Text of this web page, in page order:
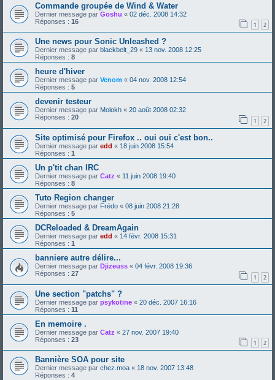
Commande groupée de Wind & Water
Dernier message par Goshu « 02 déc. 2008 14:32
Réponses : 16 1 2
Une news pour Sonic Unleashed ?
Dernier message par blackbelt_29 « 13 nov. 2008 12:25
Réponses : 8
heure d'hiver
Dernier message par Venom « 04 nov. 2008 12:54
Réponses : 5
devenir testeur
Dernier message par Molokh « 20 août 2008 02:32
Réponses : 20 1 2
Site optimisé pour Firefox .. oui oui c'est bon..
Dernier message par edd « 18 juin 2008 15:54
Réponses : 1
Un p'tit chan IRC
Dernier message par Catz « 11 juin 2008 19:40
Réponses : 8
Tuto Region changer
Dernier message par Frédo « 08 juin 2008 21:28
Réponses : 5
DCReloaded & DreamAgain
Dernier message par edd « 14 févr. 2008 15:31
Réponses : 1
banniere autre délire...
Dernier message par Djizeuss « 04 févr. 2008 19:36
Réponses : 27 1 2
Une section "patchs" ?
Dernier message par psykotine « 20 déc. 2007 16:16
Réponses : 11
En memoire .
Dernier message par Catz « 27 nov. 2007 19:40
Réponses : 23 1 2
Bannière SOA pour site
Dernier message par chez.moa « 18 nov. 2007 13:48
Réponses : 4